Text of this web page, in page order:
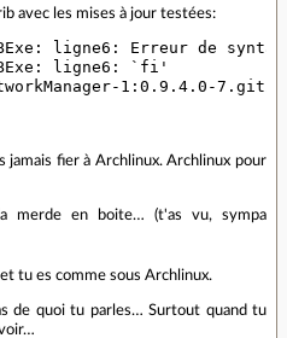
avec les mises à jour testées:
ligne6: Erreur de
ligne6: `fi'
jamais fier à Archlinux. Archlinux pour
merde en boite… (t'as vu, sympa
tu es comme sous Archlinux.
de quoi tu parles… Surtout quand tu